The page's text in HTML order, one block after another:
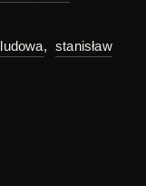
, stanisław